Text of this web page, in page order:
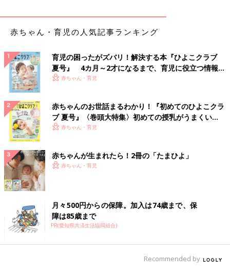
ら、おっぱいにあまりこだわりがなかったかもしれませんね。マ
マにとってもお子さんにとっても、ベストなタイミングだったと
おっぱいにキャラクターのばんそうこうを貼ってみた
ママ…「うちの子は、おっぱいが大好きだったので、やめるのは
大変だろうと覚悟していたんです。だから、
２才
に、アンパンマンのイラストのばんそうこうをおっぱいに貼っ
て、『アンパンマンになっちゃった！』と見せたら、ぽかー
ん…。そして、大笑い。でも、さすがに次の日は笑ってくれず、
大泣きでしたが、結局３日後ぐらいに卒業できました」
秦野先生…「昔から、おっぱいに鬼の絵を描いたり、唐辛子を塗
ったりして、赤ちゃんを驚かせて卒業させることはあったようで
す。でも、あなたが実践したのは、赤ちゃんが思わず楽しくなる
作戦！ 『おっぱいが飲みたい』という赤ちゃんの欲求をママの
アイデアで上手に気分転換させることができましたね。でも、赤
ちゃんも何度もだまされないので、３日間は大泣きされても強い
気持ちで乗りきったママは、えらいです！ それに、ばんそうこ
うをおっぱいからはがすとき、痛かったと思いますよ。それにも
赤ちゃん・育児の人気記事ランキング
育児の困ったがズバリ！解決する本『ひよこクラブ
夏号』 4カ月～2才になるまで、育児に役立つ情報が
いっぱい！
赤ちゃん・育児
赤ちゃんのお世話まるわかり！『初めてのひよこクラ
ブ 夏号』〈巻頭大特集〉初めての授乳がうまくい
く！ おっぱい・ミルクの基本と夏のトラブル 解決テ
赤ちゃん・育児
赤ちゃんが生まれたら！2冊の「たまひよ」
赤ちゃん・育児
月々500円からの保障。加入は74歳まで、保
障は85歳まで
PR(愛知県共済生活協同組合)
Recommended by